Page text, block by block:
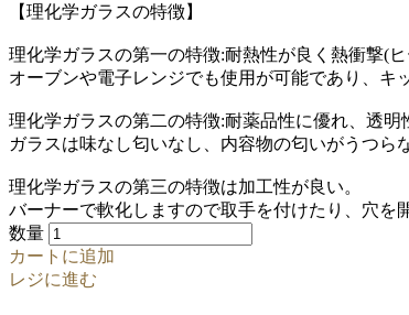
【理化学ガラスの特徴】
理化学ガラスの第一の特徴:耐熱性が良く熱衝撃(ヒ
オーブンや電子レンジでも使用が可能であり、キ
理化学ガラスの第二の特徴:耐薬品性に優れ、透明
ガラスは味なし匂いなし、内容物の匂いがうつら
理化学ガラスの第三の特徴は加工性が良い。
バーナーで軟化しますので取手を付けたり、穴を
数量
カートに追加
レジに進む